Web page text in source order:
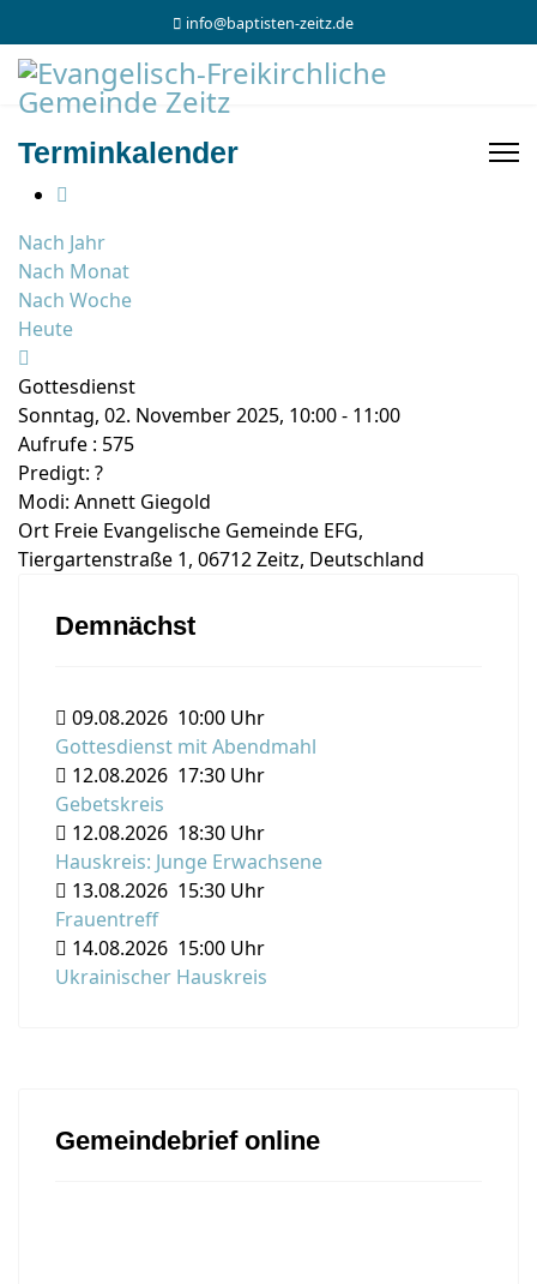
info@baptisten-zeitz.de
Terminkalender
Nach Jahr
Nach Monat
Nach Woche
Heute
Gottesdienst
Sonntag, 02. November 2025, 10:00 - 11:00
Aufrufe : 575
Predigt: ?
Modi: Annett Giegold
Ort Freie Evangelische Gemeinde EFG,
Tiergartenstraße 1, 06712 Zeitz, Deutschland
Demnächst
09.08.2026 10:00 Uhr
Gottesdienst mit Abendmahl
12.08.2026 17:30 Uhr
Gebetskreis
12.08.2026 18:30 Uhr
Hauskreis: Junge Erwachsene
13.08.2026 15:30 Uhr
Frauentreff
14.08.2026 15:00 Uhr
Ukrainischer Hauskreis
Gemeindebrief online